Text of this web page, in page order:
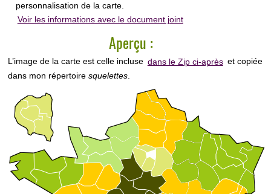
personnalisation de la carte.
Voir les informations avec le document joint
Aperçu :
L’image de la carte est celle incluse dans le Zip ci-après et copiée
dans mon répertoire squelettes.